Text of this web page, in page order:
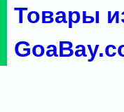
Товары